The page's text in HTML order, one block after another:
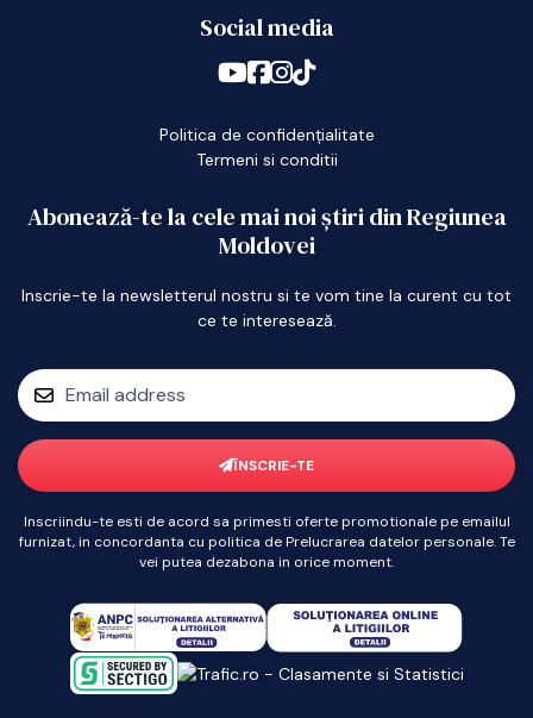
Social media
Politica de confidențialitate
Termeni si conditii
Abonează-te la cele mai noi știri din Regiunea
Moldovei
Inscrie-te la newsletterul nostru si te vom tine la curent cu tot
ce te interesează.
ÎNSCRIE-TE
Inscriindu-te esti de acord sa primesti oferte promotionale pe emailul
furnizat, in concordanta cu politica de Prelucrarea datelor personale. Te
vei putea dezabona in orice moment.